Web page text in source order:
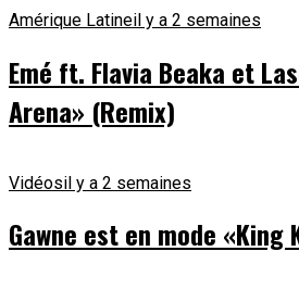
Amérique Latineil y a 2 semaines
Emé ft. Flavia Beaka et
Arena» (Remix)
Vidéosil y a 2 semaines
Gawne est en mode «King